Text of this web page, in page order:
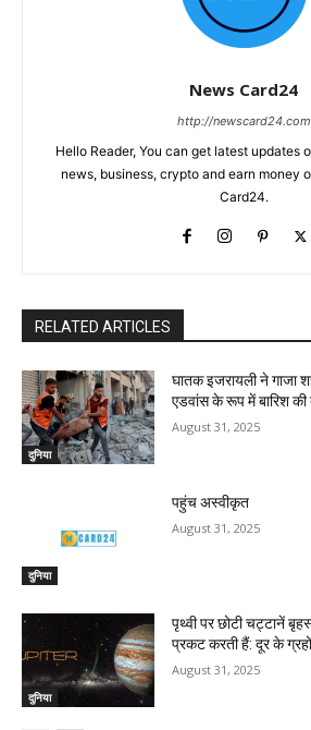
News Card24
http://newscard24.com
Hello Reader, You can get latest updates
news, business, crypto and earn money
Card24.
RELATED ARTICLES
दुनिया
घातक इजरायली ने गाजा
एडवांस के रूप में बारिश की
August 31, 2025
दुनिया
पहुंच अस्वीकृत
August 31, 2025
दुनिया
पृथ्वी पर छोटी चट्टानें
प्रकट करती हैं: दूर के
August 31, 2025